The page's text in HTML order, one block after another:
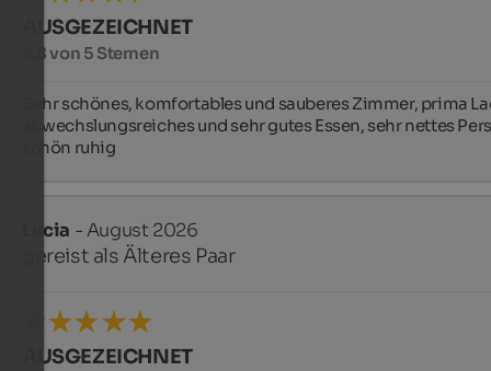
AUSGEZEICHNET
4,8 von 5 Sternen
Sehr schönes, komfortables und sauberes Zimmer, prima
abwechslungsreiches und sehr gutes Essen, sehr nettes
schön ruhig
Lucia - August 2026
gereist als Älteres Paar
AUSGEZEICHNET